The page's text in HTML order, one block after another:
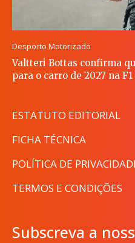
Desporto Motorizado
Valtteri Bottas confirma
para o carro de 2027 na F1
ESTATUTO EDITORIAL
FICHA TÉCNICA
POLÍTICA DE
TERMOS E CONDIÇÕES
Subscreva a